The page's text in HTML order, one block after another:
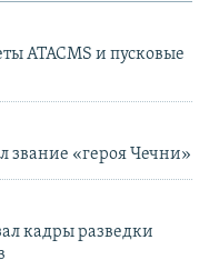
ATACMS и пусковые
звание «героя Чечни»
кадры разведки